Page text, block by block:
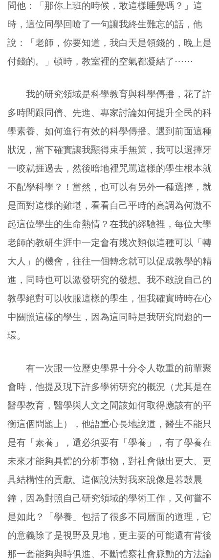
問他：「那你上班的時候，敢這樣睡覺嗎？」這
時，這位同學回嗆了一句讓我終生難忘的話，他
說：「老師，你要知道，我白天是領錢的，晚上是
付錢的。」頓時，教室裡的空氣都凝結了 ⋯⋯
我的研究領域是科學教育與科學傳播，花了許
多時間跟同儕、先進、專家討論如何提升全民的科
學素養、如何進行有效的科學傳播。遇到前面這種
狀況，當下確實讓我顯得束手無策，我可以選擇牙
一咬就捱過去，然後暗地裡咒罵這樣的學生根本就
不配學科學？！當然，也可以有另外一種選擇，就
是面對這樣的難堪，看看自己平時的高調為何激不
起這位學生的生命熱情？在我的經驗裡，每位大學
老師的教研生涯中一定會有幾次類似這種可以「轉
大人」的機會，往往一個轉念就可以促成教學的精
進，同時也可以激發研究的發想。我不敢說自己的
教學絕對可以收服這樣的學生，但我確實時時在心
中關照這樣的學生，因為這同時是我研究問題的一
環。
有一次跟一位歷史學界十分令人敬重的前輩聚
會時，他提及現下許多學術研究的概況（尤其是在
醫學教育，醫學與人文之間該如何取得應該有的平
衡這個問題上），他語重心長地說道，醫生不能只
是有「素養」，還必須要有「學養」，有了學養在
未來才能夠具體的分析事物，對社會做出更大、更
具結構性的貢獻。這個說法對我來說像是暮鼓晨
鐘，因為對照自己研究領域的學術工作，又何嘗不
是如此？「學養」包括了很多不同層面的道理，它
的意義除了是視野及見地，更主要的可能還有背後
那一套能夠與時俱進、不斷體察社會脈動的方法論